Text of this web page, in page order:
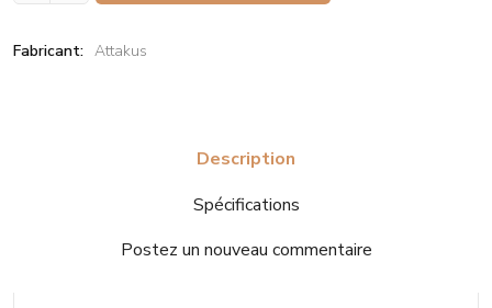
Fabricant: Attakus
Description
Spécifications
Postez un nouveau commentaire